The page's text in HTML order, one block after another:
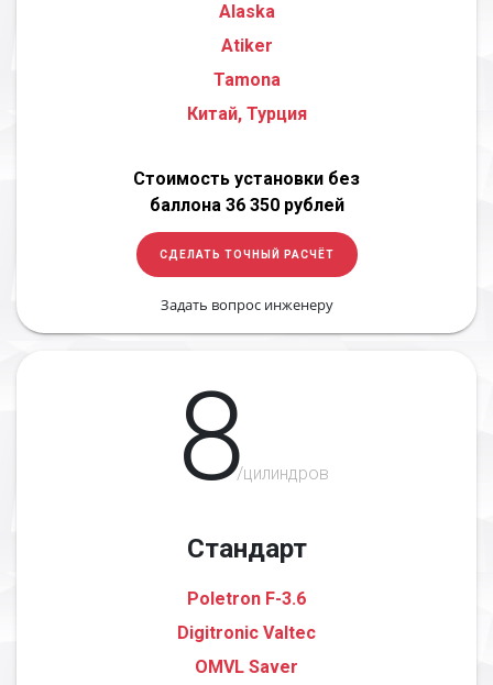
Alaska
Atiker
Tamona
Китай, Турция
Стоимость установки без
баллона 36 350 рублей
СДЕЛАТЬ ТОЧНЫЙ РАСЧЁТ
Задать вопрос инженеру
8/цилиндров
Стандарт
Poletron F-3.6
Digitronic Valtec
OMVL Saver